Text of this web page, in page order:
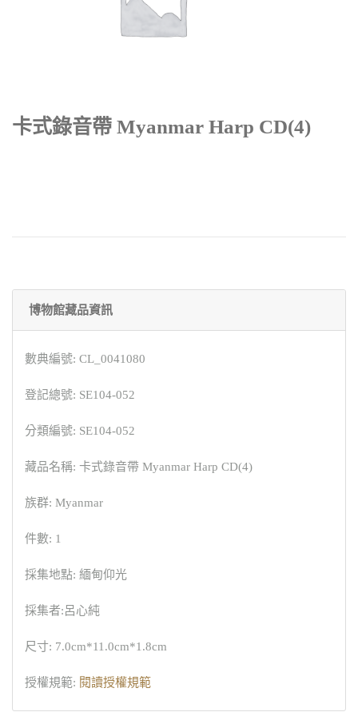
卡式錄音帶 Myanmar Harp CD(4)
博物館藏品資訊
數典編號: CL_0041080
登記總號: SE104-052
分類編號: SE104-052
藏品名稱: 卡式錄音帶 Myanmar Harp CD(4)
族群: Myanmar
件數: 1
採集地點: 緬甸仰光
採集者:呂心純
尺寸: 7.0cm*11.0cm*1.8cm
授權規範: 閱讀授權規範